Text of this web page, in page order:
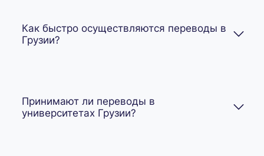
Как быстро осуществляются переводы в
Грузии?
Принимают ли переводы в
университетах Грузии?